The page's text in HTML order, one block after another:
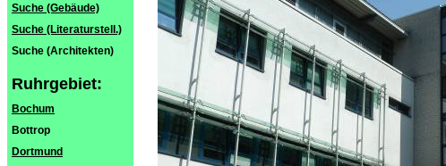
Suche (Gebäude)
Suche (Literaturstell.)
Suche (Architekten)
Ruhrgebiet:
Bochum
Bottrop
Dortmund